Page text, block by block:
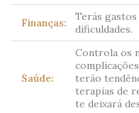
Finanças:
Terás
dificuldades.
Saúde:
Controla os
terão
terapias de
te deixará